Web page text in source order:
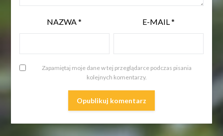
NAZWA* E-MAIL*
Zapamiętaj moje dane w tej przeglądarce podczas pisania
kolejnych komentarzy.